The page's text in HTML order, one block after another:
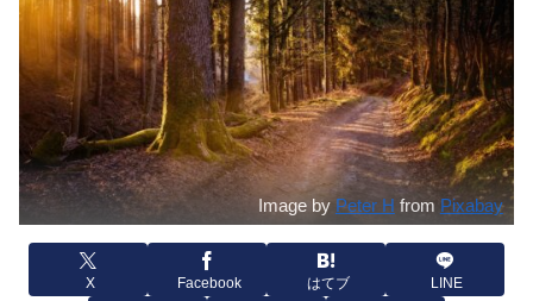
Image by Peter H from Pixabay
X Facebook はてブ LINE